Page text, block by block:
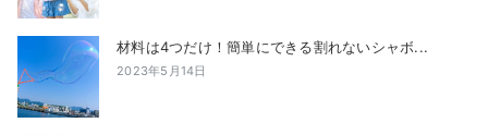
材料は4つだけ！簡単にできる割れないシャボ...
2023年5月14日